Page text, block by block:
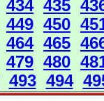
434 435
449 450
464 465
479 480
493 494